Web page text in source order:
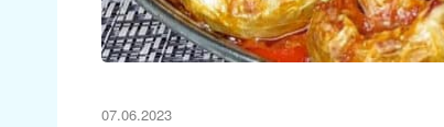
07.06.2023